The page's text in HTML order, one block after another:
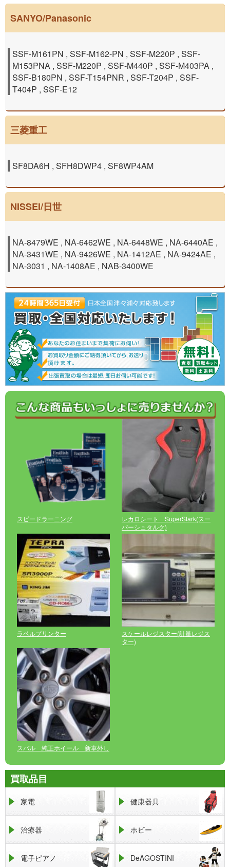
SANYO/Panasonic
SSF-M161PN , SSF-M162-PN , SSF-M220P , SSF-
M153PNA , SSF-M220P , SSF-M440P , SSF-M403PA ,
SSF-B180PN , SSF-T154PNR , SSF-T204P , SSF-
T404P , SSF-E12
三菱重工
SF8DA6H , SFH8DWP4 , SF8WP4AM
NISSEI/日世
NA-8479WE , NA-6462WE , NA-6448WE , NA-6440AE ,
NA-3431WE , NA-9426WE , NA-1412AE , NA-9424AE ,
NA-3031 , NA-1408AE , NAB-3400WE
スピードラーニング
レカロシート SuperStark(スー
パーシュタルク)
ラベルプリンター
スケールレジスター(計量レジス
ター)
スバル 純正ホイール 新車外し
買取品目
家電 健康器具
治療器 ホビー
電子ピアノ DeAGOSTINI